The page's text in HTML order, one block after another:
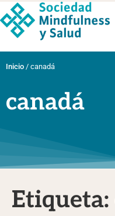
Inicio / canadá
canadá
Etiqueta: